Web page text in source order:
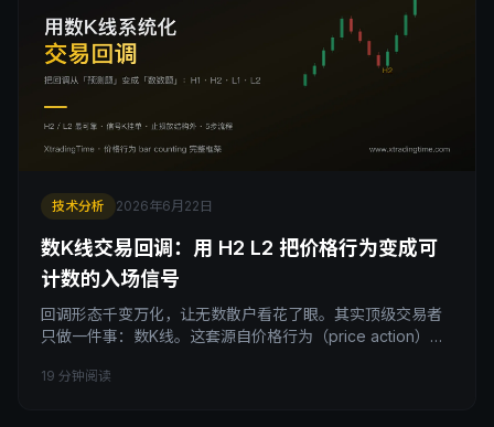
技术分析 2026年6月22日
数K线交易回调：用 H2 L2 把价格行为变成可
计数的入场信号
回调形态千变万化，让无数散户看花了眼。其实顶级交易者
只做一件事：数K线。这套源自价格行为（price action）的
样可计数的信号，其中 H2 L2 是最可靠的顺势入场点。本文
19 分钟阅读